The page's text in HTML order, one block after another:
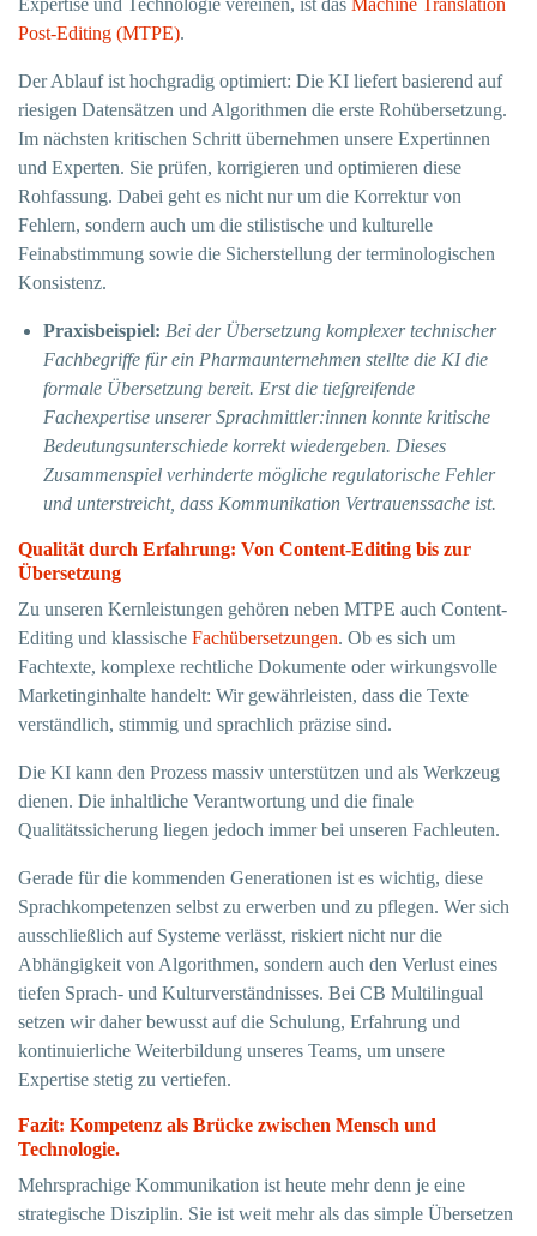
Expertise und Technologie vereinen, ist das Machine Translation
Post-Editing (MTPE).
Der Ablauf ist hochgradig optimiert: Die KI liefert basierend auf
riesigen Datensätzen und Algorithmen die erste Rohübersetzung.
Im nächsten kritischen Schritt übernehmen unsere Expertinnen
und Experten. Sie prüfen, korrigieren und optimieren diese
Rohfassung. Dabei geht es nicht nur um die Korrektur von
Fehlern, sondern auch um die stilistische und kulturelle
Feinabstimmung sowie die Sicherstellung der terminologischen
Konsistenz.
Praxisbeispiel: Bei der Übersetzung komplexer technischer
Fachbegriffe für ein Pharmaunternehmen stellte die KI die
formale Übersetzung bereit. Erst die tiefgreifende
Fachexpertise unserer Sprachmittler:innen konnte kritische
Bedeutungsunterschiede korrekt wiedergeben. Dieses
Zusammenspiel verhinderte mögliche regulatorische Fehler
und unterstreicht, dass Kommunikation Vertrauenssache ist.
Qualität durch Erfahrung: Von Content-Editing bis zur
Übersetzung
Zu unseren Kernleistungen gehören neben MTPE auch Content-
Editing und klassische Fachübersetzungen. Ob es sich um
Fachtexte, komplexe rechtliche Dokumente oder wirkungsvolle
Marketinginhalte handelt: Wir gewährleisten, dass die Texte
verständlich, stimmig und sprachlich präzise sind.
Die KI kann den Prozess massiv unterstützen und als Werkzeug
dienen. Die inhaltliche Verantwortung und die finale
Qualitätssicherung liegen jedoch immer bei unseren Fachleuten.
Gerade für die kommenden Generationen ist es wichtig, diese
Sprachkompetenzen selbst zu erwerben und zu pflegen. Wer sich
ausschließlich auf Systeme verlässt, riskiert nicht nur die
Abhängigkeit von Algorithmen, sondern auch den Verlust eines
tiefen Sprach- und Kulturverständnisses. Bei CB Multilingual
setzen wir daher bewusst auf die Schulung, Erfahrung und
kontinuierliche Weiterbildung unseres Teams, um unsere
Expertise stetig zu vertiefen.
Fazit: Kompetenz als Brücke zwischen Mensch und
Technologie.
Mehrsprachige Kommunikation ist heute mehr denn je eine
strategische Disziplin. Sie ist weit mehr als das simple Übersetzen